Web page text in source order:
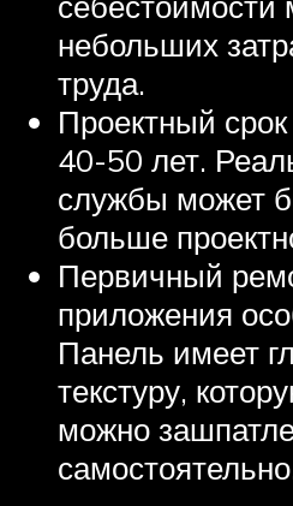
небольших
труда.
Проектный
40-50 лет.
службы может
больше
Первичный
приложения
Панель имеет
текстуру,
можно